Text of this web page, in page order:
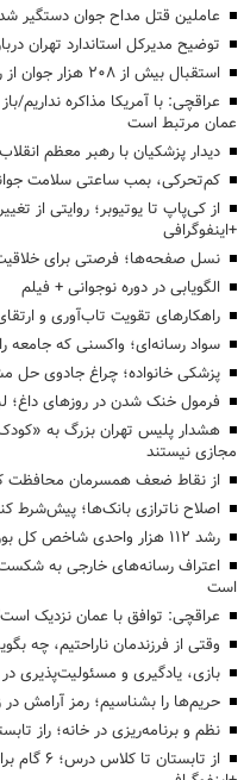
عاملین قتل مداح جوان دستگیر
توضیح مدیرکل استاندارد تهران
استقبال بیش از ۲۰۸ هزار جوان از رویداد «جوان سال»
عراقچی: با آمریکا مذاکره
عمان مرتبط است
دیدار پزشکیان با رهبر معظم
کم‌تحرکی، بمب ساعتی سلامت
از کی‌پاپ تا یوتیوبر؛ روایتی از
+اینفوگرافی
نسل صفحه‌ها؛ فرصتی برای خلاقیت
الگویابی در دوره نوجوانی + فیلم
راهکارهای تقویت تاب‌آوری و
سواد رسانه‌ای؛ واکسنی که جامعه
پزشکی خانواده؛ چراغ جادوی حل
فرمول خنک شدن در روزهای داغ؛
هشدار پلیس تهران بزرگ به
مجازی نیستند
از نقاط ضعف همسرمان محافظت
اصلاح ناترازی بانک‌ها؛ پیش‌شرط
رشد ۱۱۲ هزار واحدی شاخص کل بورس؛ فتح قله ۵.۵ میلیون واحدی
اعتراف رسانه‌های خارجی به
است
عراقچی: توافق با عمان نزدیک است/ تکذیب سهم
وقتی از فرزندمان ناراحتیم، چه
بازی، یادگیری و مسئولیت‌پذیری
حریم‌ها را بشناسیم؛ رمز آرامش
نظم و برنامه‌ریزی در خانه؛ راز
از